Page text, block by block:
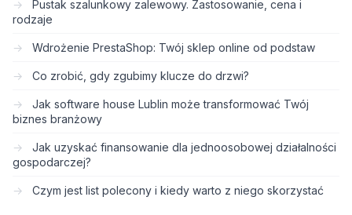
Pustak szalunkowy zalewowy. Zastosowanie, cena i
rodzaje
Wdrożenie PrestaShop: Twój sklep online od podstaw
Co zrobić, gdy zgubimy klucze do drzwi?
Jak software house Lublin może transformować Twój
biznes branżowy
Jak uzyskać finansowanie dla jednoosobowej działalności
gospodarczej?
Czym jest list polecony i kiedy warto z niego skorzystać